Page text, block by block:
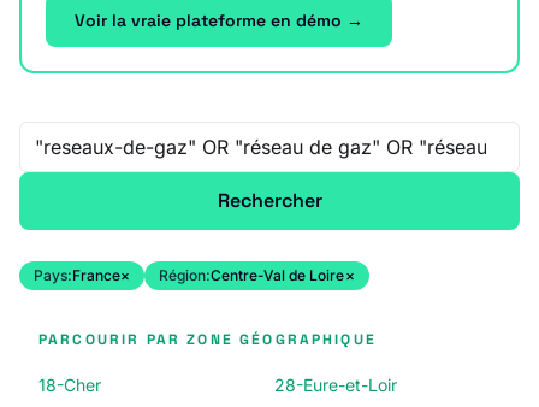
Voir la vraie plateforme en démo →
Recherche libre
Rechercher
Pays:France× Région:Centre-Val de Loire×
PARCOURIR PAR ZONE GÉOGRAPHIQUE
18-Cher
28-Eure-et-Loir